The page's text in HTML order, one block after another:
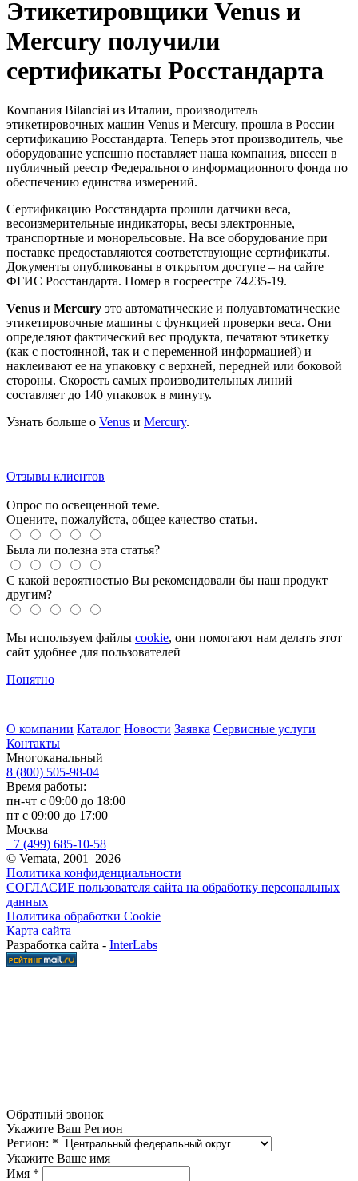
Этикетировщики Venus и
Mercury получили
сертификаты Росстандарта
Компания Bilanciai из Италии, производитель
этикетировочных машин Venus и Mercury, прошла в России
сертификацию Росстандарта. Теперь этот производитель, чье
оборудование успешно поставляет наша компания, внесен в
публичный реестр Федерального информационного фонда по
обеспечению единства измерений.
Сертификацию Росстандарта прошли датчики веса,
весоизмерительные индикаторы, весы электронные,
транспортные и монорельсовые. На все оборудование при
поставке предоставляются соответствующие сертификаты.
Документы опубликованы в открытом доступе – на сайте
ФГИС Росстандарта. Номер в госреестре 74235-19.
Venus и Mercury это автоматические и полуавтоматические
этикетировочные машины с функцией проверки веса. Они
определяют фактический вес продукта, печатают этикетку
(как с постоянной, так и с переменной информацией) и
наклеивают ее на упаковку с верхней, передней или боковой
стороны. Скорость самых производительных линий
составляет до 140 упаковок в минуту.
Узнать больше о Venus и Mercury.
Отзывы клиентов
Опрос по освещенной теме.
Оцените, пожалуйста, общее качество статьи.
Была ли полезна эта статья?
С какой вероятностью Вы рекомендовали бы наш продукт
другим?
Мы используем файлы cookie, они помогают нам делать этот
сайт удобнее для пользователей
Понятно
О компании Каталог Новости Заявка Сервисные услуги
Контакты
Многоканальный
8 (800) 505-98-04
Время работы:
пн-чт с 09:00 до 18:00
пт с 09:00 до 17:00
Москва
+7 (499) 685-10-58
© Vemata, 2001–2026
Политика конфиденциальности
СОГЛАСИЕ пользователя сайта на обработку персональных
данных
Политика обработки Cookie
Карта сайта
Разработка сайта - InterLabs
Обратный звонок
Укажите Ваш Регион
Регион: *
Укажите Ваше имя
Имя *